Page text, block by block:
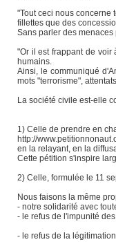
"Tout ceci nous concerne
fillettes que des
Sans parler des
"Or il est frappant de voir
humains.
Ainsi, le communiqué
mots "terrorisme",
La société civile est-elle
1) Celle de prendre en
http://
en la relayant, en la
Cette pétition s'inspire
2) Celle, formulée le 11
Nous faisons la même
- notre solidarité avec
- le refus de l'impunité
- le refus de la